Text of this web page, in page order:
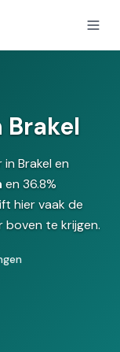
Brakel en
en 36.8%
hier vaak de
boven te krijgen.